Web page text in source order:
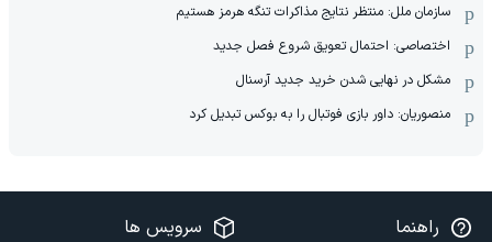
سازمان ملل: منتظر نتایج مذاکرات تنگه هرمز هستیم
اختصاصی: احتمال تعویق شروع فصل جدید
مشکل در نهایی شدن خرید جدید آرسنال
منصوریان: داور بازی فوتبال را به بوکس تبدیل کرد
راهنما سرویس ها